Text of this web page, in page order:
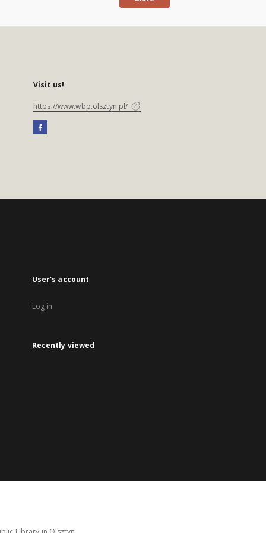
Visit us!
https://www.wbp.olsztyn.pl/
User's account
Log in
Recently viewed